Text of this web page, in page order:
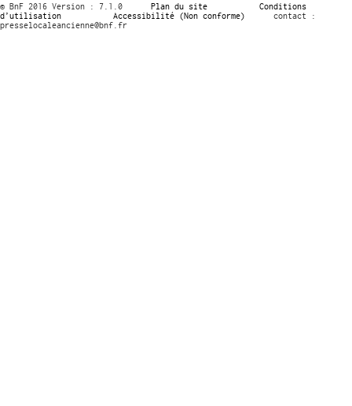
© BnF 2016 Version : 7.1.0 Plan du site
Conditions
d’utilisation
Accessibilité (Non conforme)
contact :
presselocaleancienne@bnf.fr